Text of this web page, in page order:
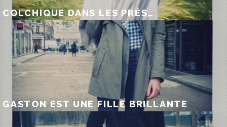
COLCHIQUE DANS LES PRÉS…
GASTON EST UNE FILLE BRILLANTE